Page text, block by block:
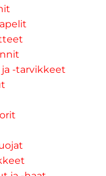
-tarvikkeet